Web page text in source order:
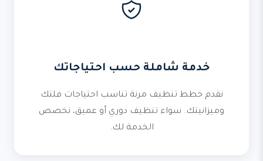
خدمة شاملة حسب احتياجاتك
نقدم خطط تنظيف مرنة تناسب احتياجات فلتك
وميزانيتك. سواء تنظيف دوري أو عميق، نخصص
الخدمة لك.